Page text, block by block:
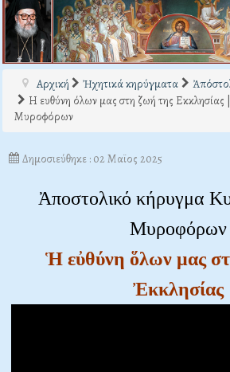
Αρχική Ἠχητικά κηρύγματα
Η ευθύνη όλων μας στη ζωή της
Μυροφόρων
Δημοσιεύθηκε : 02 Μαϊος 2025
Ἀποστολικό κήρυγμα
Μυροφόρων
Ἡ εὐθύνη ὅλων μας
Ἐκκλησίας